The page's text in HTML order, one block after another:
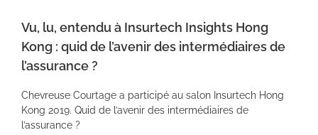
Vu, lu, entendu à Insurtech Insights Hong
Kong : quid de l’avenir des intermédiaires de
l’assurance ?
Chevreuse Courtage a participé au salon Insurtech Hong
Kong 2019. Quid de l’avenir des intermédiaires de
l’assurance ?